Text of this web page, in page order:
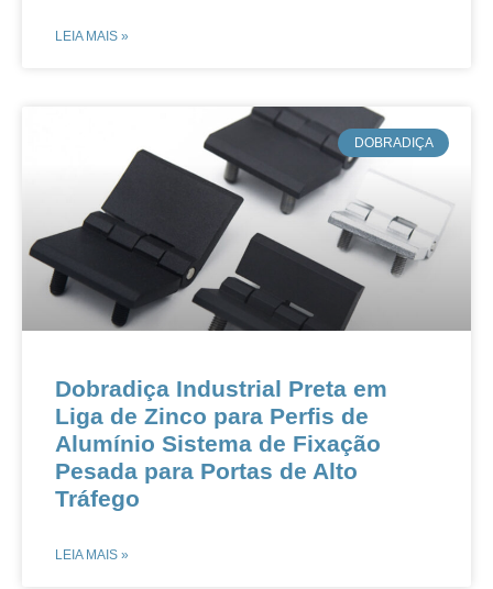
LEIA MAIS »
​DOBRADIÇA
​​​​​​​​Dobradiça Industrial Preta em
Liga de Zinco para Perfis de
Alumínio​​ ​​Sistema de Fixação
Pesada para Portas de Alto
Tráfego​​
LEIA MAIS »